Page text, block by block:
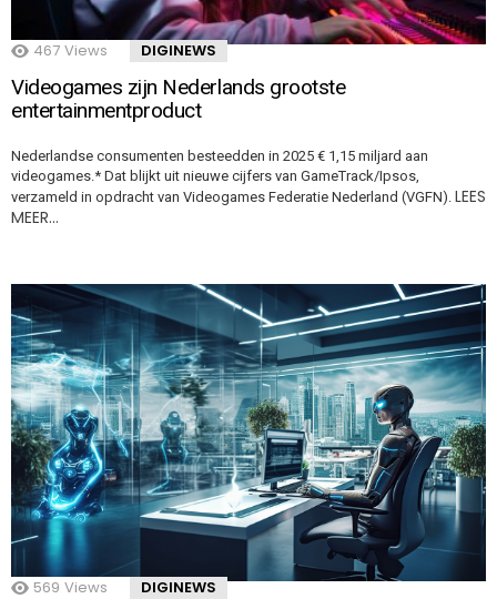
467 Views DIGINEWS
Videogames zijn Nederlands grootste
entertainmentproduct
Nederlandse consumenten besteedden in 2025 € 1,15 miljard aan
videogames.* Dat blijkt uit nieuwe cijfers van GameTrack/Ipsos,
verzameld in opdracht van Videogames Federatie Nederland (VGFN). LEES
MEER…
569 Views DIGINEWS